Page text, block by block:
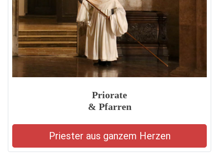
Priorate
& Pfarren
Priester aus ganzem Herzen